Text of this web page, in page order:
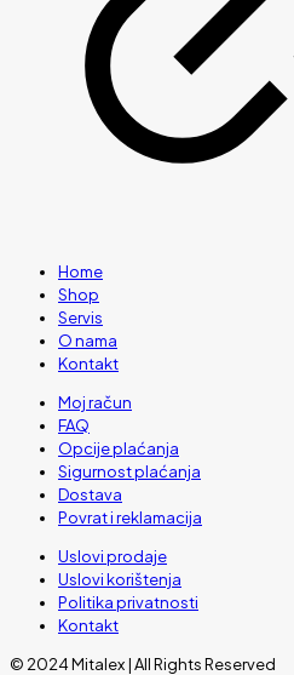
Home
Shop
Servis
O nama
Kontakt
Moj račun
FAQ
Opcije plaćanja
Sigurnost plaćanja
Dostava
Povrat i reklamacija
Uslovi prodaje
Uslovi korištenja
Politika privatnosti
Kontakt
© 2024 Mitalex | All Rights Reserved